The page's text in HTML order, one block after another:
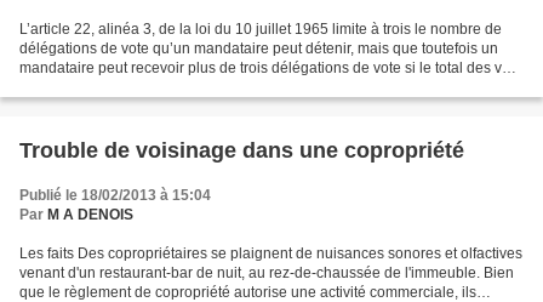
L’article 22, alinéa 3, de la loi du 10 juillet 1965 limite à trois le nombre de
délégations de vote qu’un mandataire peut détenir, mais que toutefois un
mandataire peut recevoir plus de trois délégations de vote si le total des voix
Trouble de voisinage dans une copropriété
Publié le 18/02/2013 à 15:04
Par M A DENOIS
Les faits Des copropriétaires se plaignent de nuisances sonores et olfactives
venant d'un restaurant-bar de nuit, au rez-de-chaussée de l'immeuble. Bien
que le règlement de copropriété autorise une activité commerciale, ils